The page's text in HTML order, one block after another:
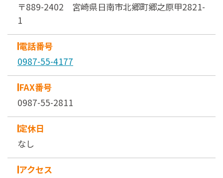
〒889-2402 宮崎県日南市北郷町郷之原甲2821-
1
電話番号
0987-55-4177
FAX番号
0987-55-2811
定休日
なし
アクセス